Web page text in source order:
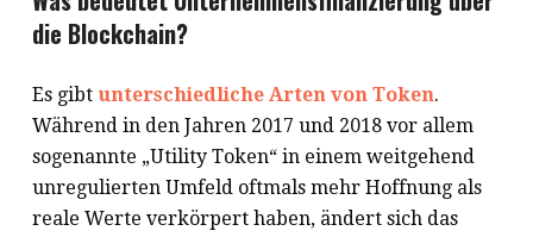
die Blockchain?
Es gibt unterschiedliche Arten von Token.
Während in den Jahren 2017 und 2018 vor allem
sogenannte „Utility Token“ in einem weitgehend
unregulierten Umfeld oftmals mehr Hoffnung als
reale Werte verkörpert haben, ändert sich das